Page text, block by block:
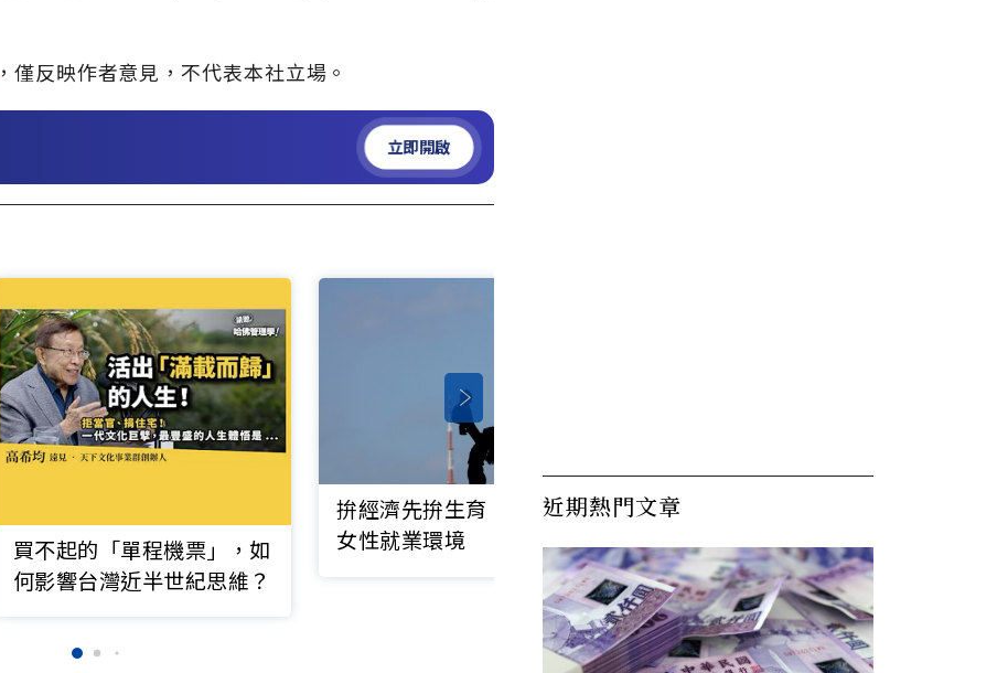
，僅反映作者意見，不代表本社立場。
立即開啟
買不起的「單程機票」，如
何影響台灣近半世紀思維？
拚經濟先拚生育，韓國改善
女性就業環境
疫情將如何影響人口？不安
全感恐讓全球生育率急速崩
跌！
近期熱門文章